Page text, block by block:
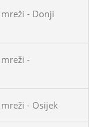
- Donji
-
- Osijek